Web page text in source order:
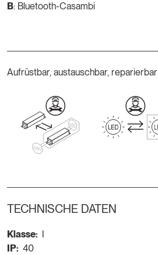
B: Bluetooth-Casambi
Aufrüstbar, austauschbar, reparierbar
TECHNISCHE DATEN
Klasse:
IP: 40